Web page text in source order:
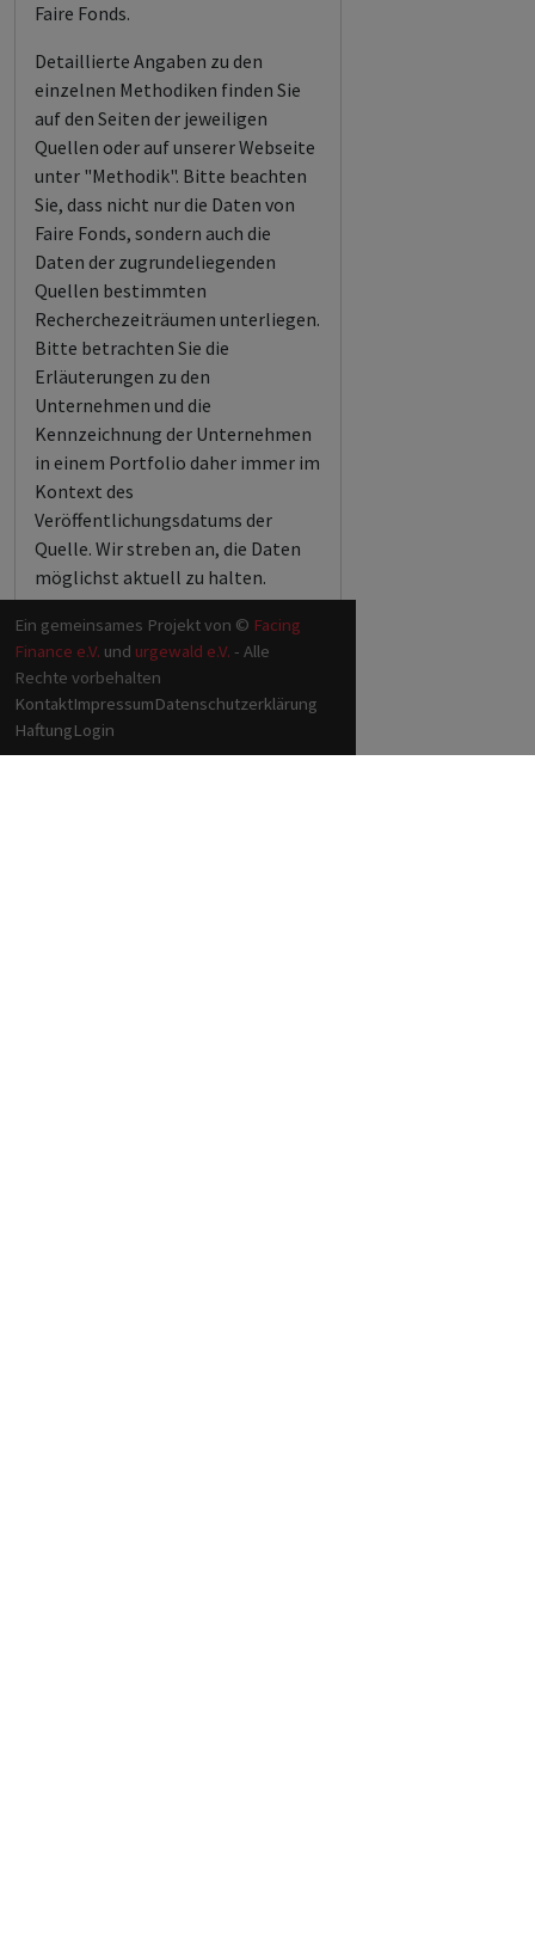
Faire Fonds.
Detaillierte Angaben zu den
einzelnen Methodiken finden Sie
auf den Seiten der jeweiligen
Quellen oder auf unserer Webseite
unter "Methodik". Bitte beachten
Sie, dass nicht nur die Daten von
Faire Fonds, sondern auch die
Daten der zugrundeliegenden
Quellen bestimmten
Recherchezeiträumen unterliegen.
Bitte betrachten Sie die
Erläuterungen zu den
Unternehmen und die
Kennzeichnung der Unternehmen
in einem Portfolio daher immer im
Kontext des
Veröffentlichungsdatums der
Quelle. Wir streben an, die Daten
möglichst aktuell zu halten.
Ein gemeinsames Projekt von © Facing
Finance e.V. und urgewald e.V. - Alle
Rechte vorbehalten
KontaktImpressumDatenschutzerklärung
HaftungLogin